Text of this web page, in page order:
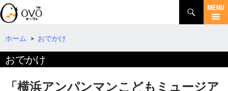
検
索
コ
テ
ツ
へ
ホーム > おでかけ
おでかけ
「横浜アンパンマンこどもミュージア